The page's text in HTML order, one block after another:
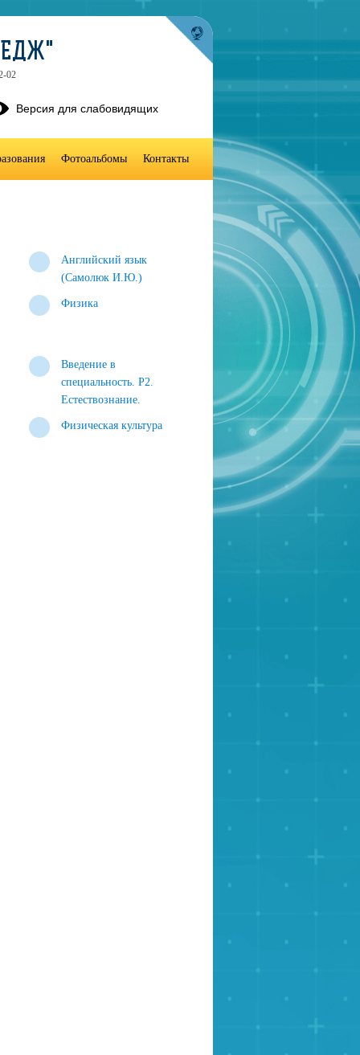
Английский язык
(Самолюк И.Ю.)
Физика
Введение в
специальность. Р2.
Естествознание.
Физическая культура
02
Версия для слабовидящих
Фотоальбомы Контакты